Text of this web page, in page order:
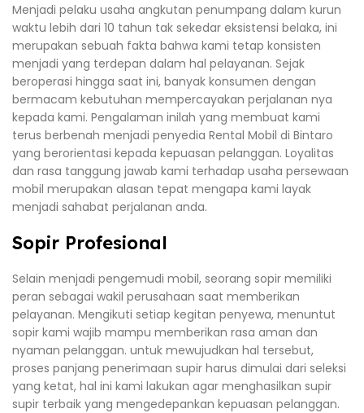
Menjadi pelaku usaha angkutan penumpang dalam kurun
waktu lebih dari 10 tahun tak sekedar eksistensi belaka, ini
merupakan sebuah fakta bahwa kami tetap konsisten
menjadi yang terdepan dalam hal pelayanan. Sejak
beroperasi hingga saat ini, banyak konsumen dengan
bermacam kebutuhan mempercayakan perjalanan nya
kepada kami. Pengalaman inilah yang membuat kami
terus berbenah menjadi penyedia Rental Mobil di Bintaro
yang berorientasi kepada kepuasan pelanggan. Loyalitas
dan rasa tanggung jawab kami terhadap usaha persewaan
mobil merupakan alasan tepat mengapa kami layak
menjadi sahabat perjalanan anda.
Sopir Profesional
Selain menjadi pengemudi mobil, seorang sopir memiliki
peran sebagai wakil perusahaan saat memberikan
pelayanan. Mengikuti setiap kegitan penyewa, menuntut
sopir kami wajib mampu memberikan rasa aman dan
nyaman pelanggan. untuk mewujudkan hal tersebut,
proses panjang penerimaan supir harus dimulai dari seleksi
yang ketat, hal ini kami lakukan agar menghasilkan supir
supir terbaik yang mengedepankan kepuasan pelanggan.